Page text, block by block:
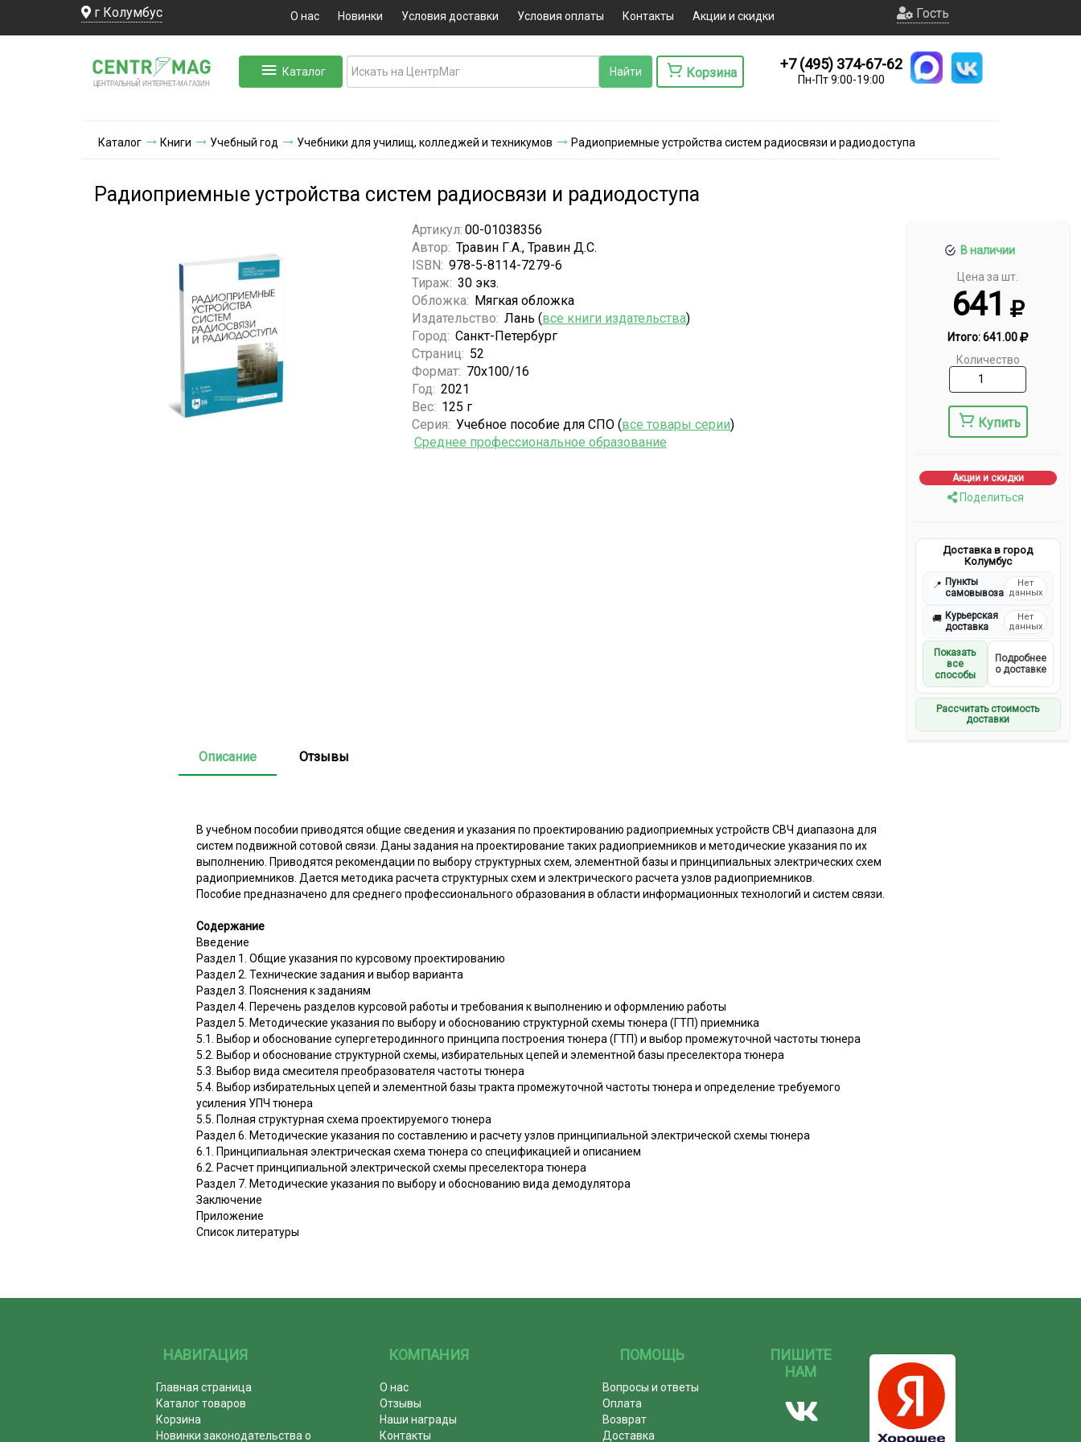
г Колумбус О нас Новинки Условия доставки Условия оплаты Контакты Акции и скидки Гость
ЦЕНТРАЛЬНЫЙ ИНТЕРНЕТ-МА ГАЗИН
Каталог Корзина
+7 (495) 374-67-62
Пн-Пт 9:00-19:00
Каталог Книги Учебный год Учебники для училищ, колледжей и техникумов Радиоприемные устройства систем радиосвязи и радиодоступа
Радиоприемные устройства систем радиосвязи и радиодоступа
В наличии
Цена за шт.
641
Итого:641.00
Количество
Купить
Акции и скидки
Поделиться
Доставка в город
Колумбус
📍 Пункты
самовывоза
Нет
данных
🚚 Курьерская
доставка
Нет
данных
Показать
все
способы
Подробнее
о доставке
Рассчитать стоимость
доставки
Артикул: 00-01038356
Автор: Травин Г.А., Травин Д.С.
ISBN: 978-5-8114-7279-6
Тираж: 30 экз.
Обложка: Мягкая обложка
Издательство: Лань (все книги издательства)
Город: Санкт-Петербург
Страниц: 52
Формат: 70x100/16
Год: 2021
Вес: 125 г
Серия: Учебное пособие для СПО (все товары серии)
Среднее профессиональное образование
Описание Отзывы
В учебном пособии приводятся общие сведения и указания по проектированию радиоприемных устройств СВЧ диапазона для
систем подвижной сотовой связи. Даны задания на проектирование таких радиоприемников и методические указания по их
выполнению. Приводятся рекомендации по выбору структурных схем, элементной базы и принципиальных электрических схем
радиоприемников. Дается методика расчета структурных схем и электрического расчета узлов радиоприемников.
Пособие предназначено для среднего профессионального образования в области информационных технологий и систем связи.
Содержание
Введение
Раздел 1. Общие указания по курсовому проектированию
Раздел 2. Технические задания и выбор варианта
Раздел 3. Пояснения к заданиям
Раздел 4. Перечень разделов курсовой работы и требования к выполнению и оформлению работы
Раздел 5. Методические указания по выбору и обоснованию структурной схемы тюнера (ГТП) приемника
5.1. Выбор и обоснование супергетеродинного принципа построения тюнера (ГТП) и выбор промежуточной частоты тюнера
5.2. Выбор и обоснование структурной схемы, избирательных цепей и элементной базы преселектора тюнера
5.3. Выбор вида смесителя преобразователя частоты тюнера
5.4. Выбор избирательных цепей и элементной базы тракта промежуточной частоты тюнера и определение требуемого
усиления УПЧ тюнера
5.5. Полная структурная схема проектируемого тюнера
Раздел 6. Методические указания по составлению и расчету узлов принципиальной электрической схемы тюнера
6.1. Принципиальная электрическая схема тюнера со спецификацией и описанием
6.2. Расчет принципиальной электрической схемы преселектора тюнера
Раздел 7. Методические указания по выбору и обоснованию вида демодулятора
Заключение
Приложение
Список литературы
НАВИГАЦИЯ
Главная страница
Каталог товаров
Корзина
Новинки законодательства о
КОМПАНИЯ
О нас
Отзывы
Наши награды
Контакты
ПОМОЩЬ
Вопросы и ответы
Оплата
Возврат
Доставка
ПИШИТЕ
НАМ